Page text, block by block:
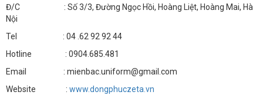
Đ/C : Số 3/3, Đường Ngọc Hồi, Hoàng Liệt, Hoàng Mai, Hà
Nội
Tel : 04 .62 92 92 44
Hotline : 0904.685.481
Email : mienbac.uniform@gmail.com
Website : www.dongphuczeta.vn